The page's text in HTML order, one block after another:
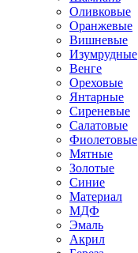
Оливковые
Оранжевые
Вишневые
Изумрудные
Венге
Ореховые
Янтарные
Сиреневые
Салатовые
Фиолетовые
Мятные
Золотые
Синие
Материал
МДФ
Эмаль
Акрил